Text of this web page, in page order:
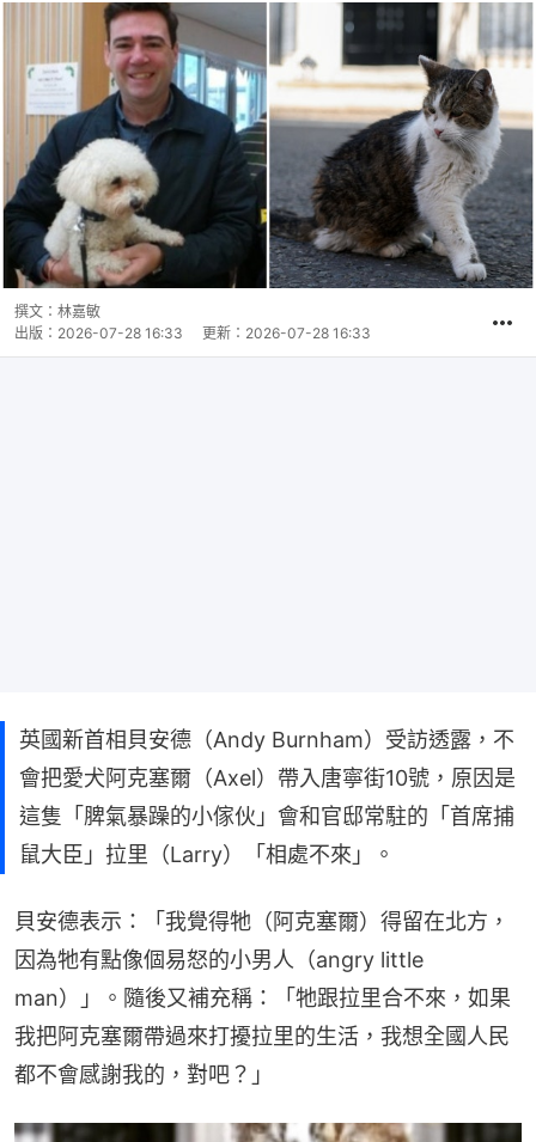
撰文： 林嘉敏
出版： 2026-07-28 16:33 更新： 2026-07-28 16:33
英國新首相貝安德（Andy Burnham）受訪透露，不
會把愛犬阿克塞爾（Axel）帶入唐寧街10號，原因是
這隻「脾氣暴躁的小傢伙」會和官邸常駐的「首席捕
鼠大臣」拉里（Larry）「相處不來」。
貝安德表示：「我覺得牠（阿克塞爾）得留在北方，
因為牠有點像個易怒的小男人（angry little
man）」。隨後又補充稱：「牠跟拉里合不來，如果
我把阿克塞爾帶過來打擾拉里的生活，我想全國人民
都不會感謝我的，對吧？」